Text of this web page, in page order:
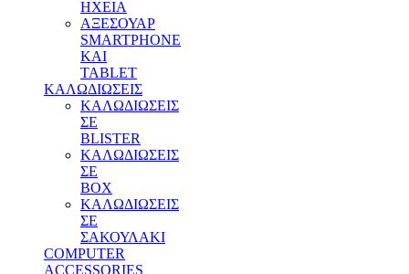
ΗΧΕΙΑ
ΑΞΕΣΟΥΑΡ
SMARTPHONE
ΚΑΙ
TABLET
ΚΑΛΩΔΙΩΣΕΙΣ
ΚΑΛΩΔΙΩΣΕΙΣ
ΣΕ
BLISTER
ΚΑΛΩΔΙΩΣΕΙΣ
ΣΕ
BOX
ΚΑΛΩΔΙΩΣΕΙΣ
ΣΕ
ΣΑΚΟΥΛΑΚΙ
COMPUTER
ACCESSORIES